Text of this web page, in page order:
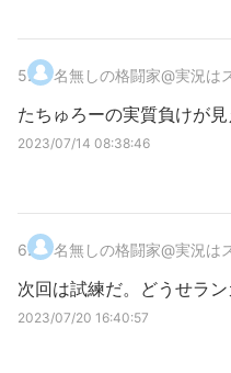
5. 名無しの格闘家@実況は
たちゅろーの実質負けが見
2023/07/14 08:38:46
6. 名無しの格闘家@実況は
次回は試練だ。どうせラン
2023/07/20 16:40:57